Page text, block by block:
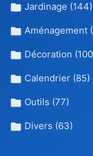
Jardinage (144)
Aménagement
Décoration
Calendrier (85)
Outils (77)
Divers (63)